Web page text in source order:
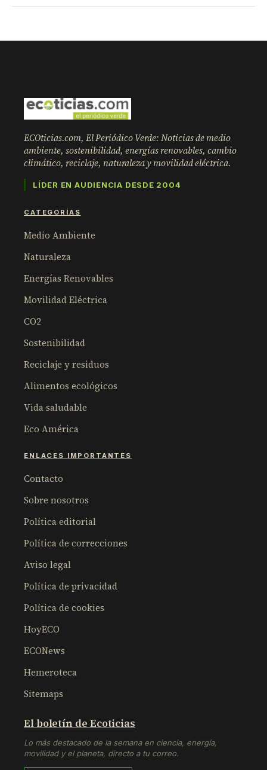
ECOticias.com, El Periódico Verde: Noticias de medio
ambiente, sostenibilidad, energías renovables, cambio
climático, reciclaje, naturaleza y movilidad eléctrica.
LÍDER EN AUDIENCIA DESDE 2004
CATEGORÍAS
Medio Ambiente
Naturaleza
Energías Renovables
Movilidad Eléctrica
CO2
Sostenibilidad
Reciclaje y residuos
Alimentos ecológicos
Vida saludable
Eco América
ENLACES IMPORTANTES
Contacto
Sobre nosotros
Política editorial
Política de correcciones
Aviso legal
Política de privacidad
Política de cookies
HoyECO
ECONews
Hemeroteca
Sitemaps
El boletín de Ecoticias
Lo más destacado de la semana en ciencia, energía,
movilidad y el planeta, directo a tu correo.